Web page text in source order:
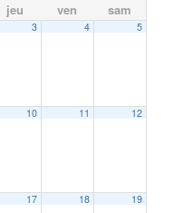
jeu ven sam
3 4 5
10 11 12
17 18 19